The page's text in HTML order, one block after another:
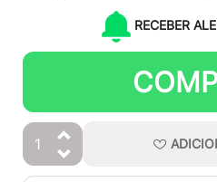
RECEBER